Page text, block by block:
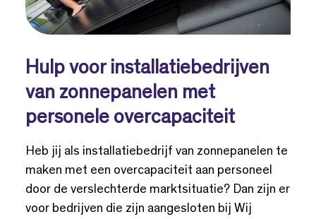
Hulp voor installatiebedrijven
van zonnepanelen met
personele overcapaciteit
Heb jij als installatiebedrijf van zonnepanelen te
maken met een overcapaciteit aan personeel
door de verslechterde marktsituatie? Dan zijn er
voor bedrijven die zijn aangesloten bij Wij